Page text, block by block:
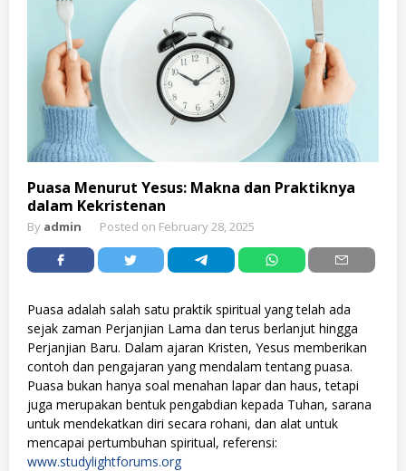
Puasa Menurut Yesus: Makna dan Praktiknya
dalam Kekristenan
By admin Posted on February 28, 2025
Puasa adalah salah satu praktik spiritual yang telah ada
sejak zaman Perjanjian Lama dan terus berlanjut hingga
Perjanjian Baru. Dalam ajaran Kristen, Yesus memberikan
contoh dan pengajaran yang mendalam tentang puasa.
Puasa bukan hanya soal menahan lapar dan haus, tetapi
juga merupakan bentuk pengabdian kepada Tuhan, sarana
untuk mendekatkan diri secara rohani, dan alat untuk
mencapai pertumbuhan spiritual, referensi:
www.studylightforums.org